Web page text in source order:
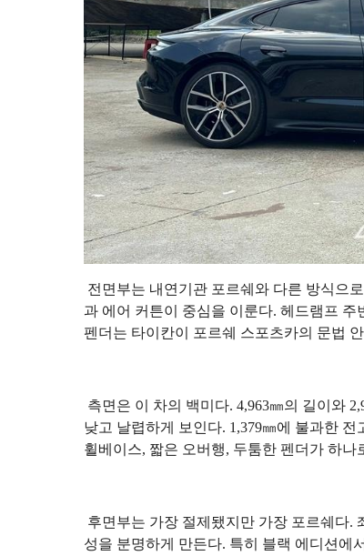
전면부는 내연기관 포르쉐와 다른 방식으
과 에어 커튼이 중심을 이룬다. 헤드램프
펜더는 타이칸이 포르쉐 스포츠카의 문법
측면은 이 차의 백미다. 4,963㎜의 길이와
낮고 날렵하게 보인다. 1,379㎜에 불과한
휠베이스, 짧은 오버행, 두툼한 펜더가 하
후면부는 가장 절제됐지만 가장 포르쉐다.
성을 분명하게 만든다. 특히 블랙 에디션에